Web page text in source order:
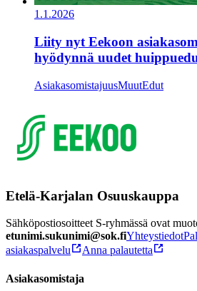
1.1.2026
Liity nyt Eekoon
hyödynnä uudet
AsiakasomistajuusMuutEdut
Etelä-Karjalan Osuuskauppa
Sähköpostiosoitteet S-ryhmässä ovat
etunimi.sukunimi@sok.fiYhteystiedot
asiakaspalvelu
Anna palautetta
Asiakasomistaja